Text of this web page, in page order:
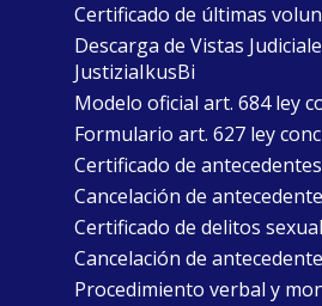
Certificado de últimas
Descarga de Vistas
JustiziaIkusBi
Modelo oficial art. 684 ley
Formulario art. 627 ley
Certificado de
Cancelación de
Certificado de delitos
Cancelación de
Procedimiento verbal y